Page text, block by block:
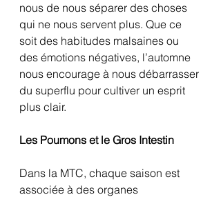
nous de nous séparer des choses
qui ne nous servent plus. Que ce
soit des habitudes malsaines ou
des émotions négatives, l’automne
nous encourage à nous débarrasser
du superflu pour cultiver un esprit
plus clair.
Les Poumons et le Gros Intestin
Dans la MTC, chaque saison est
associée à des organes